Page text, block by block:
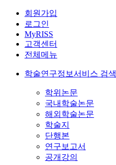
회원가입
로그인
MyRISS
고객센터
전체메뉴
학술연구정보서비스 검색
학위논문
국내학술논문
해외학술논문
학술지
단행본
연구보고서
공개강의